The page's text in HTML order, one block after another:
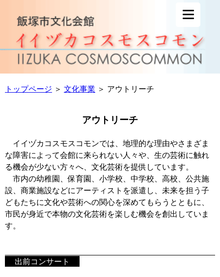
トップページ ＞ 文化事業 ＞ アウトリーチ
アウトリーチ
イイヅカコスモスコモンでは、地理的な理由やさまざま
な障害によって会館に来られない人々や、生の芸術に触れ
る機会が少ない方々へ、文化芸術を提供しています。
市内の幼稚園、保育園、小学校、中学校、高校、公共施
設、商業施設などにアーティストを派遣し、未来を担う子
どもたちに文化や芸術への関心を深めてもらうとともに、
市民が身近で本物の文化芸術を楽しむ機会を創出していま
す。
出前コンサート